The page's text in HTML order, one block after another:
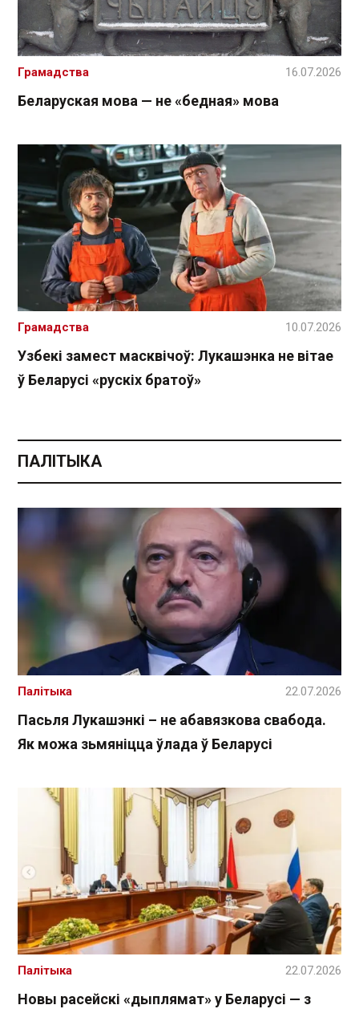
Беларуская мова — не «бедная» мова
Грамадства 16.07.2026
Узбекі замест масквічоў: Лукашэнка не вітае
ў Беларусі «рускіх братоў»
Грамадства 10.07.2026
ПАЛІТЫКА
Пасьля Лукашэнкі – не абавязкова свабода.
Як можа зьмяніцца ўлада ў Беларусі
Палітыка 22.07.2026
Новы расейскі «дыплямат» у Беларусі — з
Палітыка 22.07.2026